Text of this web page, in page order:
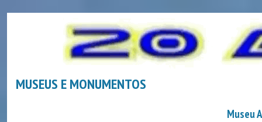
MUSEUS E MONUMENTOS
Museu